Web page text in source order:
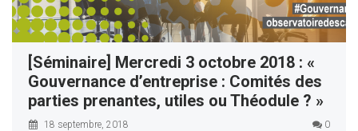
[Séminaire] Mercredi 3 octobre 2018 : «
Gouvernance d’entreprise : Comités des
parties prenantes, utiles ou Théodule ? »
18 septembre, 2018 0